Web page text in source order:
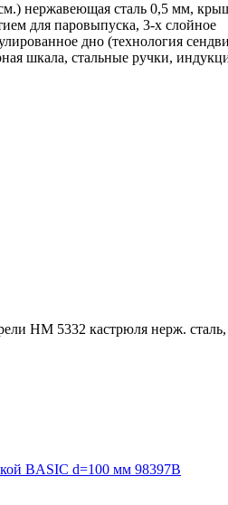
нержавеющая сталь 0,5 мм,
для паровыпуска, 3-х слойное
дно (технология
шкала, стальные ручки,
НМ 5332 кастрюля нерж.